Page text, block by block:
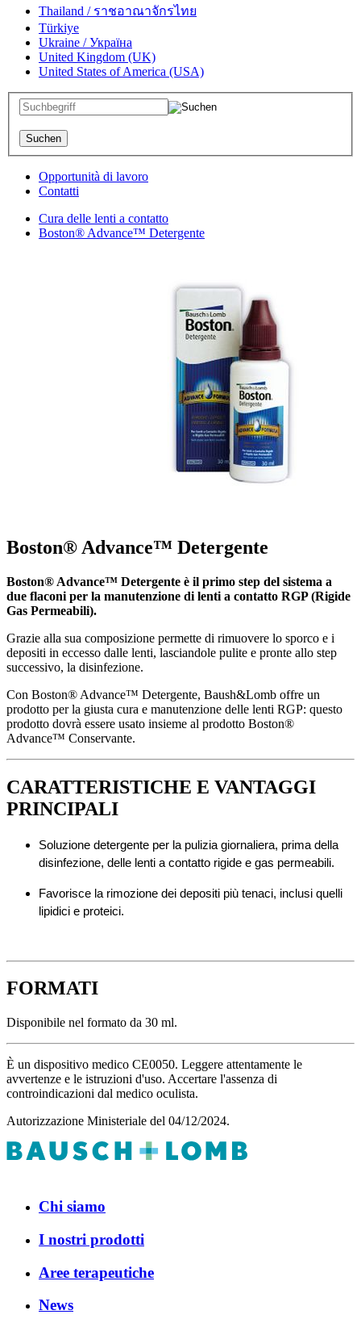
Thailand / ราชอาณาจักรไทย
Türkiye
Ukraine / Україна
United Kingdom (UK)
United States of America (USA)
Opportunità di lavoro
Contatti
Cura delle lenti a contatto
Boston® Advance™ Detergente
Boston® Advance™ Detergente
Boston® Advance™ Detergente è il primo step del sistema a
due flaconi per la manutenzione di lenti a contatto RGP (Rigide
Gas Permeabili).
Grazie alla sua composizione permette di rimuovere lo sporco e i
depositi in eccesso dalle lenti, lasciandole pulite e pronte allo step
successivo, la disinfezione.
Con Boston® Advance™ Detergente, Baush&Lomb offre un
prodotto per la giusta cura e manutenzione delle lenti RGP: questo
prodotto dovrà essere usato insieme al prodotto Boston®
Advance™ Conservante.
CARATTERISTICHE E VANTAGGI
PRINCIPALI
Soluzione detergente per la pulizia giornaliera, prima della
disinfezione, delle lenti a contatto rigide e gas permeabili.
Favorisce la rimozione dei depositi più tenaci, inclusi quelli
lipidici e proteici.
FORMATI
Disponibile nel formato da 30 ml.
È un dispositivo medico CE0050. Leggere attentamente le
avvertenze e le istruzioni d'uso. Accertare l'assenza di
controindicazioni dal medico oculista.
Autorizzazione Ministeriale del 04/12/2024.
Chi siamo
I nostri prodotti
Aree terapeutiche
News